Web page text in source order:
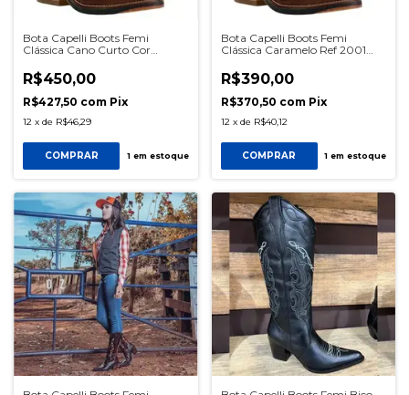
Bota Capelli Boots Femi
Clássica Cano Curto Cor
R$450,00
R$427,50 com Pix
12 x de R$46,29
COMPRAR 1em estoque
Bota Capelli Boots Femi
Clássica Caramelo Ref 2001
R$390,00
R$370,50 com Pix
12 x de R$40,12
COMPRAR 1 em estoque